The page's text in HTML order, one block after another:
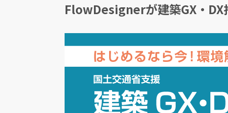
FlowDesignerが建築GX・DX